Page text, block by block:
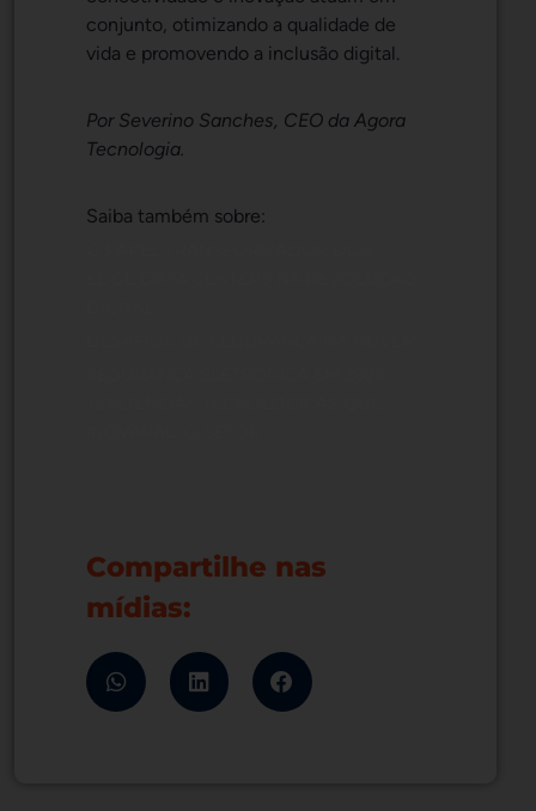
conjunto, otimizando a qualidade de
vida e promovendo a inclusão digital.
Por Severino Sanches, CEO da Agora
Tecnologia.
Saiba também sobre:
Compartilhe nas
mídias: